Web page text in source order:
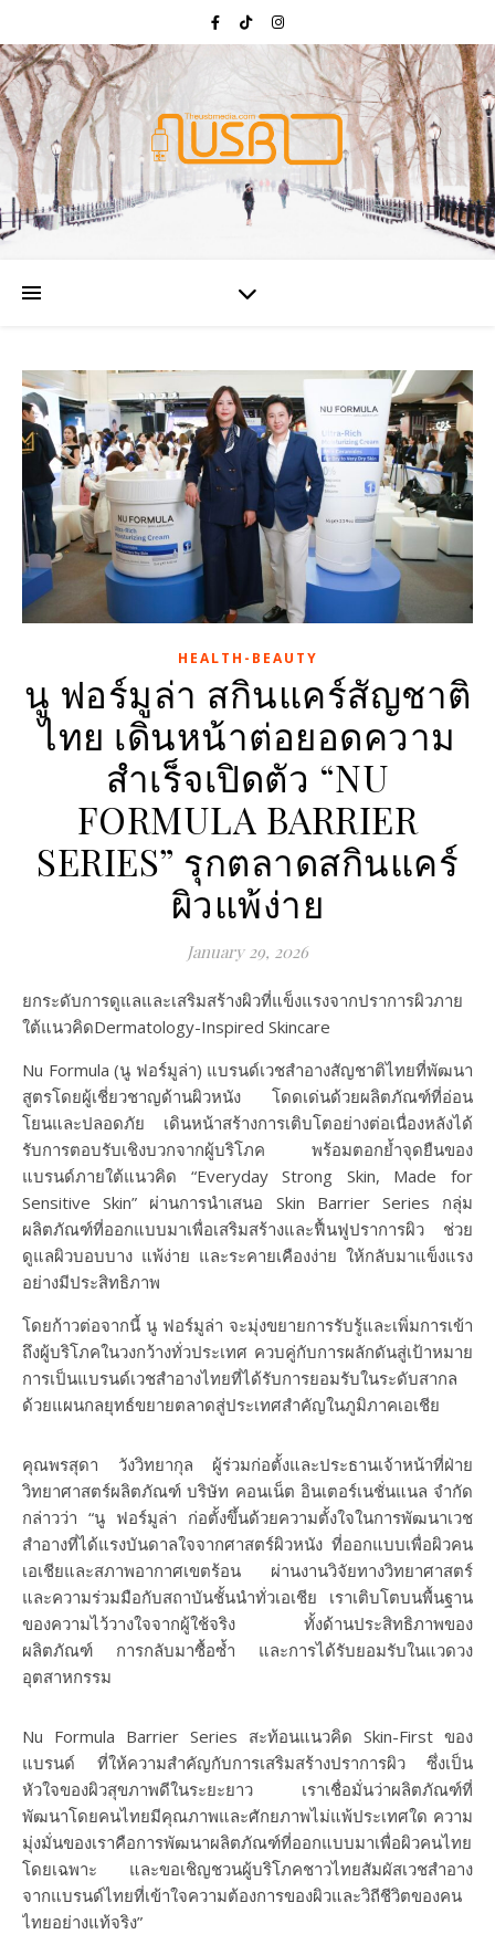
HEALTH-BEAUTY
นู ฟอร์มูล่า สกินแคร์สัญชาติ
ไทย เดินหน้าต่อยอดความ
สำเร็จเปิดตัว “NU
FORMULA BARRIER
SERIES” รุกตลาดสกินแคร์
ผิวแพ้ง่าย
January 29, 2026
ยกระดับการดูแลและเสริมสร้างผิวที่แข็งแรงจากปราการผิวภาย
ใต้แนวคิดDermatology-Inspired Skincare
Nu Formula (นู ฟอร์มูล่า) แบรนด์เวชสำอางสัญชาติไทยที่พัฒนา
สูตรโดยผู้เชี่ยวชาญด้านผิวหนัง โดดเด่นด้วยผลิตภัณฑ์ที่อ่อน
โยนและปลอดภัย เดินหน้าสร้างการเติบโตอย่างต่อเนื่องหลังได้
รับการตอบรับเชิงบวกจากผู้บริโภค พร้อมตอกย้ำจุดยืนของ
แบรนด์ภายใต้แนวคิด “Everyday Strong Skin, Made for
Sensitive Skin” ผ่านการนำเสนอ Skin Barrier Series กลุ่ม
ผลิตภัณฑ์ที่ออกแบบมาเพื่อเสริมสร้างและฟื้นฟูปราการผิว ช่วย
ดูแลผิวบอบบาง แพ้ง่าย และระคายเคืองง่าย ให้กลับมาแข็งแรง
อย่างมีประสิทธิภาพ
โดยก้าวต่อจากนี้ นู ฟอร์มูล่า จะมุ่งขยายการรับรู้และเพิ่มการเข้า
ถึงผู้บริโภคในวงกว้างทั่วประเทศ ควบคู่กับการผลักดันสู่เป้าหมาย
การเป็นแบรนด์เวชสำอางไทยที่ได้รับการยอมรับในระดับสากล
ด้วยแผนกลยุทธ์ขยายตลาดสู่ประเทศสำคัญในภูมิภาคเอเชีย
คุณพรสุดา วังวิทยากุล ผู้ร่วมก่อตั้งและประธานเจ้าหน้าที่ฝ่าย
วิทยาศาสตร์ผลิตภัณฑ์ บริษัท คอนเน็ต อินเตอร์เนชั่นแนล จำกัด
กล่าวว่า “นู ฟอร์มูล่า ก่อตั้งขึ้นด้วยความตั้งใจในการพัฒนาเวช
สำอางที่ได้แรงบันดาลใจจากศาสตร์ผิวหนัง ที่ออกแบบเพื่อผิวคน
เอเชียและสภาพอากาศเขตร้อน ผ่านงานวิจัยทางวิทยาศาสตร์
และความร่วมมือกับสถาบันชั้นนำทั่วเอเชีย เราเติบโตบนพื้นฐาน
ของความไว้วางใจจากผู้ใช้จริง ทั้งด้านประสิทธิภาพของ
ผลิตภัณฑ์ การกลับมาซื้อซ้ำ และการได้รับยอมรับในแวดวง
อุตสาหกรรม
Nu Formula Barrier Series สะท้อนแนวคิด Skin-First ของ
แบรนด์ ที่ให้ความสำคัญกับการเสริมสร้างปราการผิว ซึ่งเป็น
หัวใจของผิวสุขภาพดีในระยะยาว เราเชื่อมั่นว่าผลิตภัณฑ์ที่
พัฒนาโดยคนไทยมีคุณภาพและศักยภาพไม่แพ้ประเทศใด ความ
มุ่งมั่นของเราคือการพัฒนาผลิตภัณฑ์ที่ออกแบบมาเพื่อผิวคนไทย
โดยเฉพาะ และขอเชิญชวนผู้บริโภคชาวไทยสัมผัสเวชสำอาง
จากแบรนด์ไทยที่เข้าใจความต้องการของผิวและวิถีชีวิตของคน
ไทยอย่างแท้จริง”